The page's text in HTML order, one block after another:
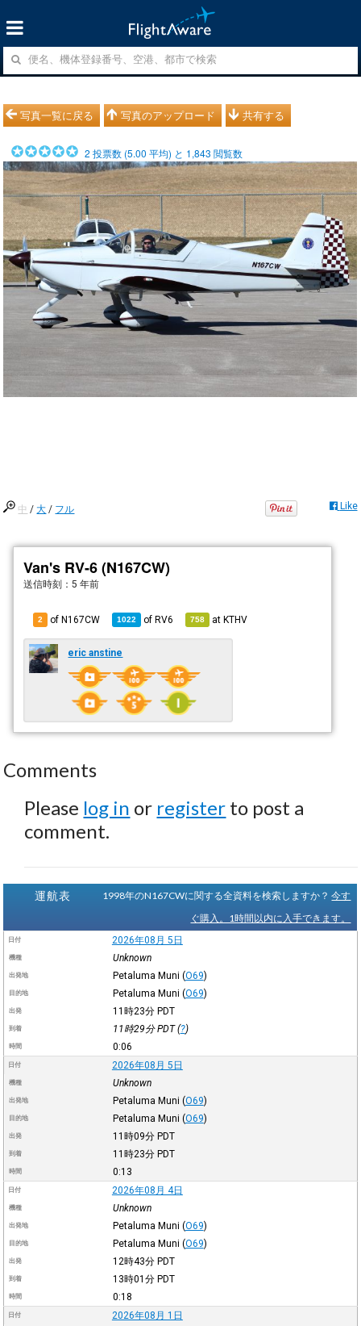
写真一覧に戻る 写真のアップロード 共有する
2 投票数 (5.00 平均) と 1,843 閲覧数
中 /大 / フル Like
Van's RV-6 (N167CW)
送信時刻：5 年前
2 of N167CW 1022 ofRV6 758 atKTHV
eric anstine
Comments
Please log in or register to post a
comment.
運航表 1998年のN167CWに関する全資料を検索しますか？今す
ぐ購入。1時間以内に入手できます。
日付 2026年08月 5日
機種 Unknown
出発地 Petaluma Muni (O69)
目的地 Petaluma Muni (O69)
出発 11時23分 PDT
到着 11時29分PDT(?)
時間 0:06
日付 2026年08月 5日
機種 Unknown
出発地 Petaluma Muni (O69)
目的地 Petaluma Muni (O69)
出発 11時09分 PDT
到着 11時23分 PDT
時間 0:13
日付 2026年08月 4日
機種 Unknown
出発地 Petaluma Muni (O69)
目的地 Petaluma Muni (O69)
出発 12時43分 PDT
到着 13時01分 PDT
時間 0:18
日付 2026年08月 1日